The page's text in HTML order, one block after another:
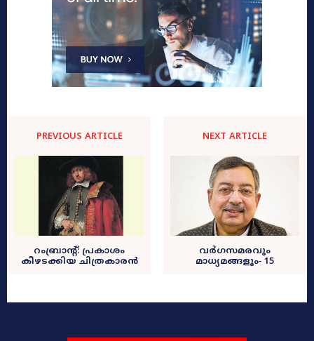
PREVIOUS ARTICLE
റംബ്രാന്റ്‌: പ്രകാശം
കീഴടക്കിയ ചിത്രകാരൻ
NEXT ARTICLE
വർഗസമരവും
മാധ്യമങ്ങളും‐ 15